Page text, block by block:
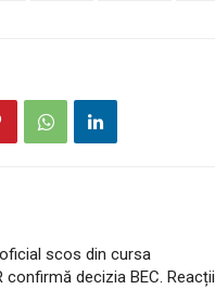
scos din cursa
confirmă decizia BEC. Reacții